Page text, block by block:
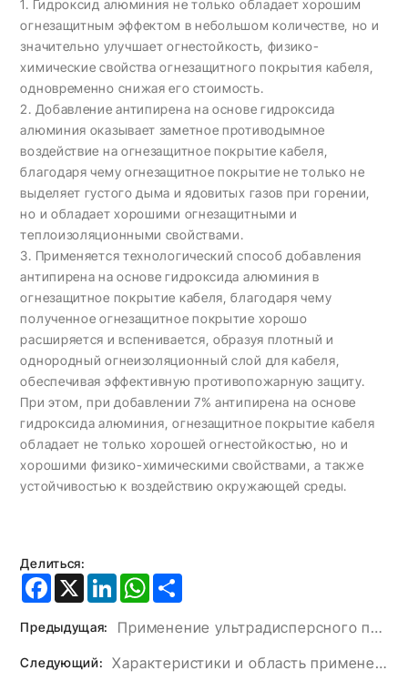
1. Гидроксид алюминия не только обладает хорошим
огнезащитным эффектом в небольшом количестве, но и
значительно улучшает огнестойкость, физико-
химические свойства огнезащитного покрытия кабеля,
одновременно снижая его стоимость.
2. Добавление антипирена на основе гидроксида
алюминия оказывает заметное противодымное
воздействие на огнезащитное покрытие кабеля,
благодаря чему огнезащитное покрытие не только не
выделяет густого дыма и ядовитых газов при горении,
но и обладает хорошими огнезащитными и
теплоизоляционными свойствами.
3. Применяется технологический способ добавления
антипирена на основе гидроксида алюминия в
огнезащитное покрытие кабеля, благодаря чему
полученное огнезащитное покрытие хорошо
расширяется и вспенивается, образуя плотный и
однородный огнеизоляционный слой для кабеля,
обеспечивая эффективную противопожарную защиту.
При этом, при добавлении 7% антипирена на основе
гидроксида алюминия, огнезащитное покрытие кабеля
обладает не только хорошей огнестойкостью, но и
хорошими физико-химическими свойствами, а также
устойчивостью к воздействию окружающей среды.
Делиться:
Facebook
X LinkedInWhatsApp
Предыдущая: Применение ультрадисперсного порошка гидроксида алюминия в клее для искусственного камня.
Следующий: Характеристики и область применения наполнителя из гидроксида алюминия.